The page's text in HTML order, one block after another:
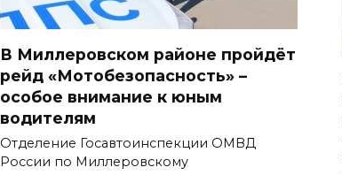
В Миллеровском районе пройдёт
рейд «Мотобезопасность» –
особое внимание к юным
водителям
Отделение Госавтоинспекции ОМВД
России по Миллеровскому